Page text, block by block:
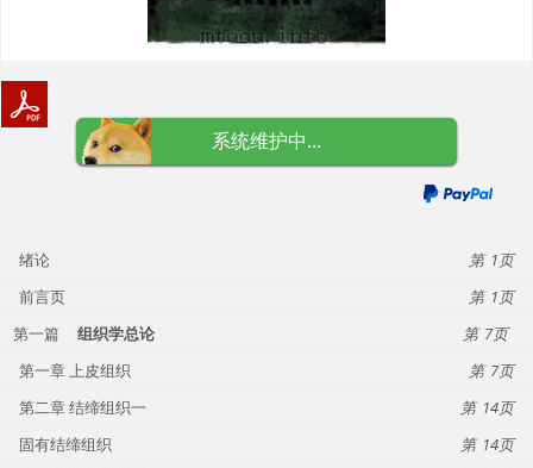
系统维护中...
绪论
1
前言页
1
第一篇
组织学总论
7
第一章 上皮组织
7
第二章 结缔组织一
14
固有结缔组织
14